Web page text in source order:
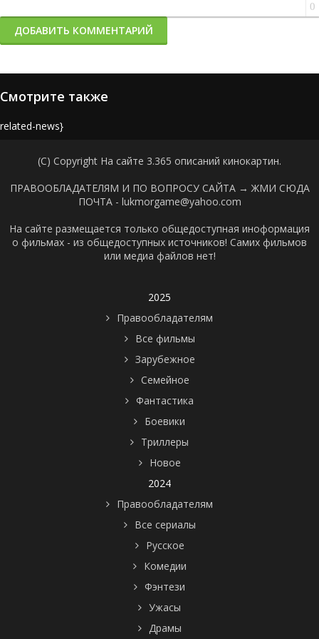
0
ДОБАВИТЬ КОММЕНТАРИЙ
Смотрите также
news}
(C) Copyright На сайте 3.365 описаний кинокартин.
ПРАВООБЛАДАТЕЛЯМ И ПО ВОПРОСУ САЙТА → ЖМИ СЮДА
ПОЧТА - lukmorgame@yahoo.com
На сайте размещается только общедоступная иноформация
о фильмах - из общедоступных источников! Самих фильмов
или медиа файлов нет!
2025
Правообладателям
Все фильмы
Зарубежное
Семейное
Фантастика
Боевики
Триллеры
Новое
2024
Правообладателям
Все сериалы
Русское
Комедии
Фэнтези
Ужасы
Драмы